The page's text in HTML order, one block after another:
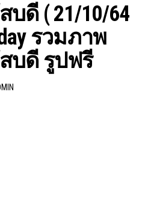
ดี ( 21/10/64
รวมภาพ
บดี รูปฟรี